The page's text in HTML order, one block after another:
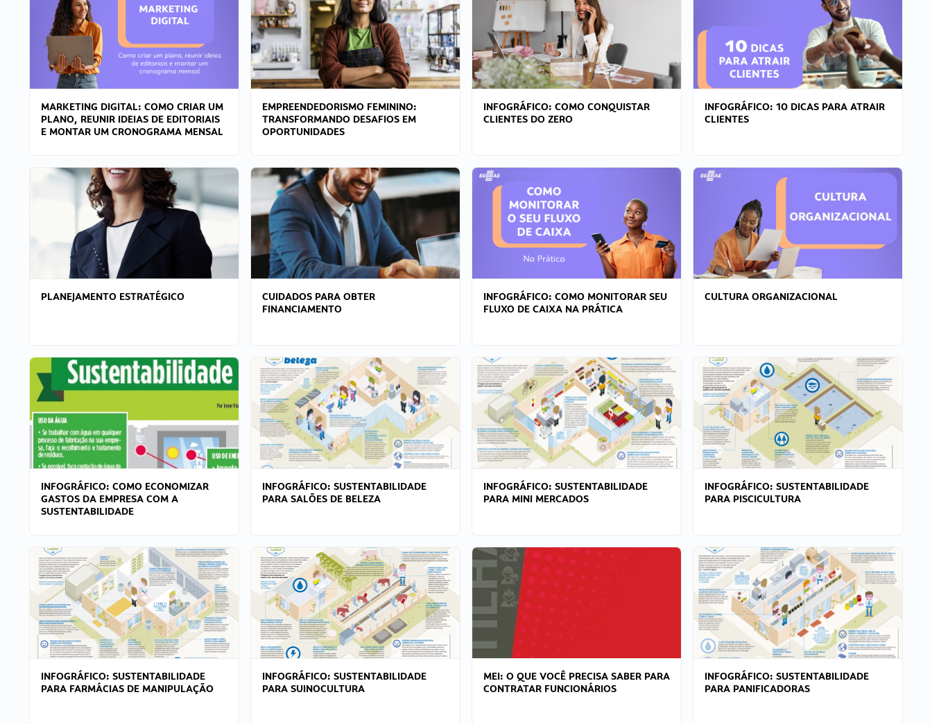
MARKETING DIGITAL: COMO CRIAR UM
PLANO, REUNIR IDEIAS DE EDITORIAIS
E MONTAR UM CRONOGRAMA MENSAL
EMPREENDEDORISMO FEMININO:
TRANSFORMANDO DESAFIOS EM
OPORTUNIDADES
INFOGRÁFICO: COMO CONQUISTAR
CLIENTES DO ZERO
INFOGRÁFICO: 10 DICAS PARA ATRAIR
CLIENTES
PLANEJAMENTO ESTRATÉGICO
CUIDADOS PARA OBTER
FINANCIAMENTO
INFOGRÁFICO: COMO MONITORAR SEU
FLUXO DE CAIXA NA PRÁTICA
CULTURA ORGANIZACIONAL
INFOGRÁFICO: COMO ECONOMIZAR
GASTOS DA EMPRESA COM A
SUSTENTABILIDADE
INFOGRÁFICO: SUSTENTABILIDADE
PARA SALÕES DE BELEZA
INFOGRÁFICO: SUSTENTABILIDADE
PARA MINI MERCADOS
INFOGRÁFICO: SUSTENTABILIDADE
PARA PISCICULTURA
INFOGRÁFICO: SUSTENTABILIDADE
PARA FARMÁCIAS DE MANIPULAÇÃO
INFOGRÁFICO: SUSTENTABILIDADE
PARA SUINOCULTURA
MEI: O QUE VOCÊ PRECISA SABER PARA
CONTRATAR FUNCIONÁRIOS
INFOGRÁFICO: SUSTENTABILIDADE
PARA PANIFICADORAS